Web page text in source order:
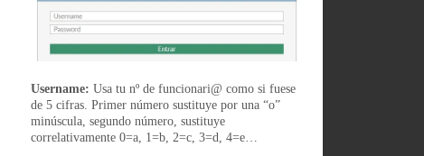
Username: Usa tu nº de funcionari@ como si fuese
de 5 cifras. Primer número sustituye por una “o”
minúscula, segundo número, sustituye
correlativamente 0=a, 1=b, 2=c, 3=d, 4=e…